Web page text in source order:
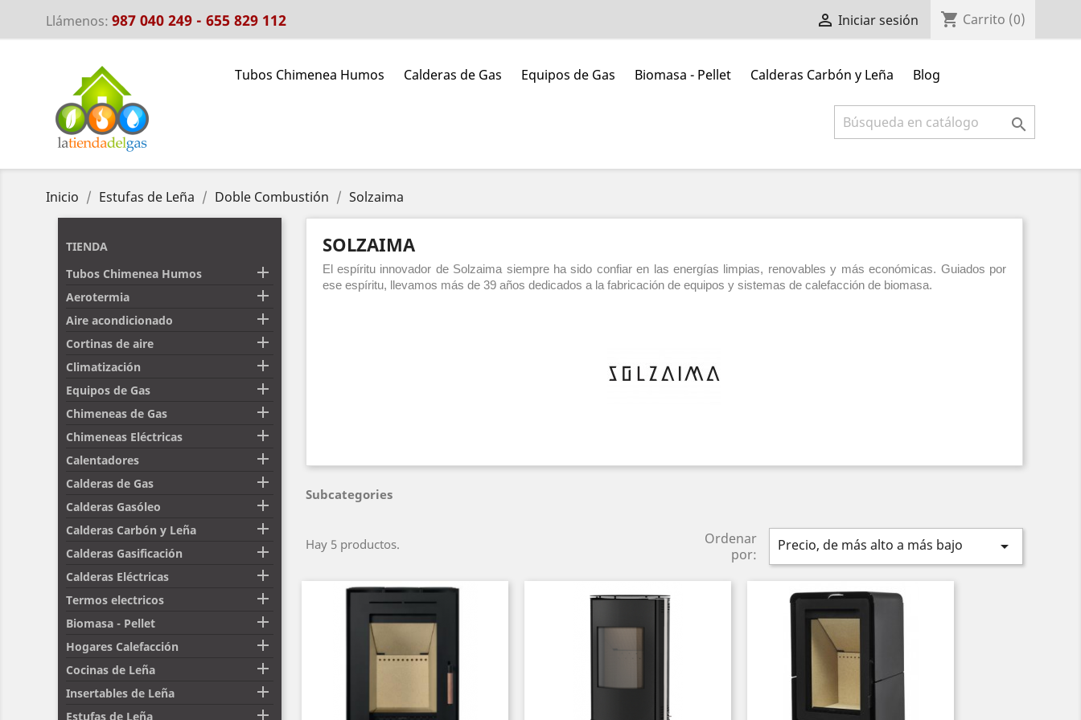
Llámenos: 987 040 249 - 655 829 112  Iniciar sesión shopping_cart Carrito (0)
Tubos Chimenea Humos Calderas de Gas Equipos de Gas Biomasa - Pellet Calderas Carbón y Leña Blog

Inicio Estufas de Leña Doble Combustión Solzaima
TIENDA
Tubos Chimenea Humos

Aerotermia 
Aire acondicionado 
Cortinas de aire 
Climatización 
Equipos de Gas 
Chimeneas de Gas 
Chimeneas Eléctricas 
Calentadores 
Calderas de Gas 
Calderas Gasóleo 
Calderas Carbón y Leña 
Calderas Gasificación 
Calderas Eléctricas 
Termos electricos 
Biomasa - Pellet 
Hogares Calefacción 
Cocinas de Leña 
Insertables de Leña 
Estufas de Leña 
SOLZAIMA
El espíritu innovador de Solzaima siempre ha sido confiar en las energías limpias, renovables y más económicas. Guiados por
ese espíritu, llevamos más de 39 años dedicados a la fabricación de equipos y sistemas de calefacción de biomasa.
Subcategories
Hay 5 productos.
Ordenar
por:
Precio, de más alto a más bajo 